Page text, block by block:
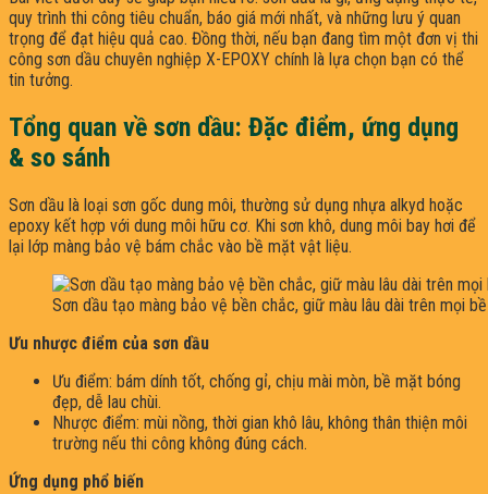
quy trình thi công tiêu chuẩn, báo giá mới nhất, và những lưu ý quan
trọng để đạt hiệu quả cao. Đồng thời, nếu bạn đang tìm một đơn vị thi
công sơn dầu chuyên nghiệp X-EPOXY chính là lựa chọn bạn có thể
tin tưởng.
Tổng quan về sơn dầu: Đặc điểm, ứng dụng
& so sánh
Sơn dầu là loại sơn gốc dung môi, thường sử dụng nhựa alkyd hoặc
epoxy kết hợp với dung môi hữu cơ. Khi sơn khô, dung môi bay hơi để
lại lớp màng bảo vệ bám chắc vào bề mặt vật liệu.
Sơn dầu tạo màng bảo vệ bền chắc, giữ màu lâu dài trên mọi
Ưu nhược điểm của sơn dầu
Ưu điểm: bám dính tốt, chống gỉ, chịu mài mòn, bề mặt bóng
đẹp, dễ lau chùi.
Nhược điểm: mùi nồng, thời gian khô lâu, không thân thiện môi
trường nếu thi công không đúng cách.
Ứng dụng phổ biến